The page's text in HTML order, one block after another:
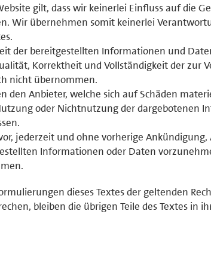
gilt, dass wir keinerlei Einfluss auf die
Wir übernehmen somit keinerlei
der bereitgestellten Informationen und
Korrektheit und Vollständigkeit der zur
nicht übernommen.
den Anbieter, welche sich auf Schäden
oder Nichtnutzung der dargebotenen
jederzeit und ohne vorherige
Informationen oder Daten
dieses Textes der geltenden
bleiben die übrigen Teile des Textes in